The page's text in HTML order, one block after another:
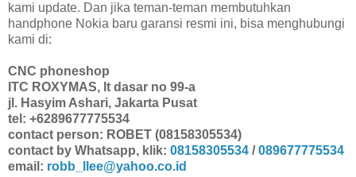
kami update. Dan jika teman-teman membutuhkan
handphone Nokia baru garansi resmi ini, bisa menghubungi
kami di:
CNC phoneshop
ITC ROXYMAS, lt dasar no 99-a
jl. Hasyim Ashari, Jakarta Pusat
tel: +6289677775534
contact person: ROBET (08158305534)
contact by Whatsapp, klik: 08158305534 / 089677775534
email: robb_llee@yahoo.co.id